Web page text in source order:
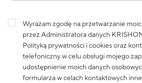
Wyrażam zgodę na przetwarzanie
przez Administratora danych
Polityką prywatności i cookiesoraz
telefoniczny w celu obsługi mojego
udostępnienie moich danych
formularza w celach kontaktowych